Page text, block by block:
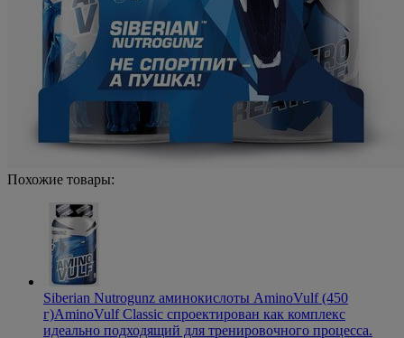
Похожие товары:
Siberian Nutrogunz аминокислоты AminoVulf (450
г)AminoVulf Classic спроектирован как комплекс
идеально подходящий для тренировочного процесса.